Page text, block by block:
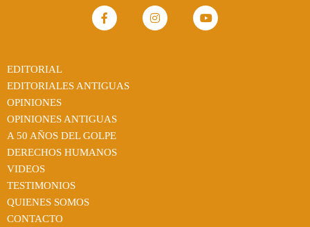
EDITORIAL
EDITORIALES ANTIGUAS
OPINIONES
OPINIONES ANTIGUAS
A 50 AÑOS DEL GOLPE
DERECHOS HUMANOS
VIDEOS
TESTIMONIOS
QUIENES SOMOS
CONTACTO